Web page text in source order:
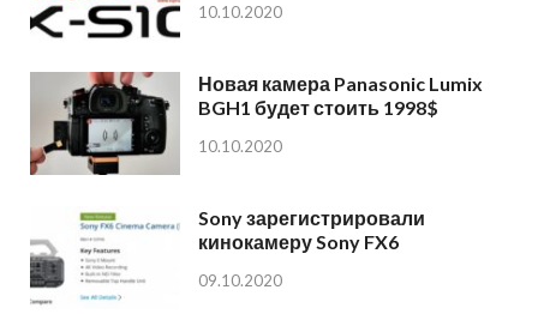
10.10.2020
Новая камера Panasonic Lumix
BGH1 будет стоить 1998$
10.10.2020
Sony зарегистрировали
кинокамеру Sony FX6
09.10.2020